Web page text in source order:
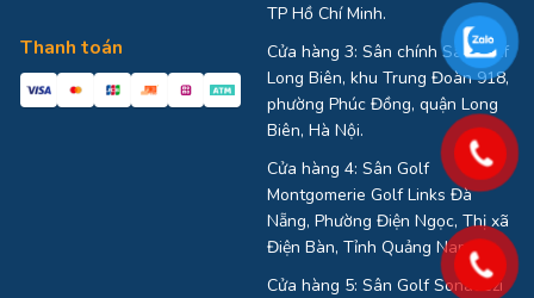
Thanh toán
TP Hồ Chí Minh.
Cửa hàng 3: Sân chính Sân Golf
Long Biên, khu Trung Đoàn 918,
phường Phúc Đồng, quận Long
Biên, Hà Nội.
Cửa hàng 4: Sân Golf
Montgomerie Golf Links Đà
Nẵng, Phường Điện Ngọc, Thị xã
Điện Bàn, Tỉnh Quảng Nam
Cửa hàng 5: Sân Golf Sonadezi